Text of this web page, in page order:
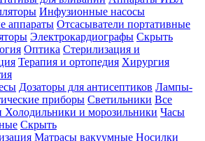
Инфузионные насосы
аппараты Отсасыватели портативные
Электрокардиографы Скрыть
Оптика Стерилизация и
Терапия и ортопедия Хирургия
Дозаторы для антисептиков Лампы-
приборы Светильники Все
Холодильники и морозильники Часы
Скрыть
Матрасы вакуумные Носилки